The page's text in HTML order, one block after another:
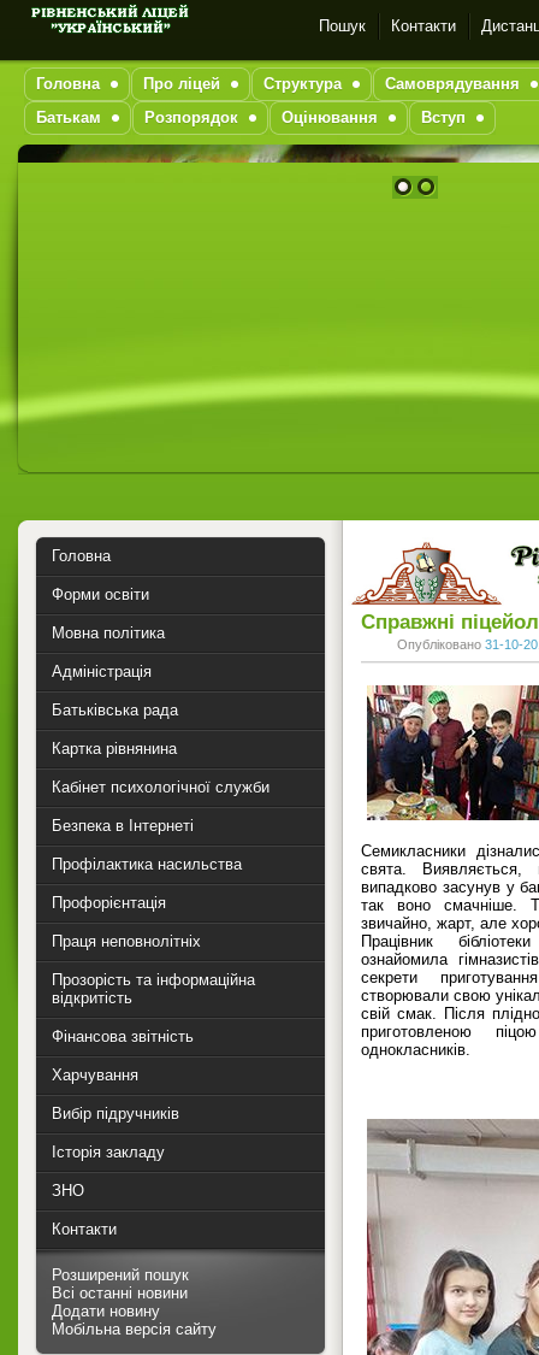
Пошук Контакти
Головна Про ліцей Структура
Самоврядування
Батькам
Розпорядок Оцінювання Вступ
Справжні
Опубліковано 31-10-
Семикласники
свята. Виявляється,
випадково засунув у
так воно смачніше.
звичайно, жарт, але
Працівник
ознайомила
секрети
створювали свою
свій смак. Після
приготовленою
однокласників.
Головна
Форми освіти
Мовна політика
Адміністрація
Батьківська рада
Картка рівнянина
Кабінет психологічної служби
Безпека в Інтернеті
Профілактика насильства
Профорієнтація
Праця неповнолітніх
Прозорість та інформаційна
відкритість
Фінансова звітність
Харчування
Вибір підручників
Історія закладу
ЗНО
Контакти
Розширений пошук
Всі останні новини
Додати новину
Мобільна версія сайту